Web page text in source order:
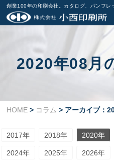
創業100年の印刷会社。カタログ、パンフレ
2020年08月
HOME > コラム > アーカイブ：
2017年 2018年 2020年
2024年 2025年 2026年